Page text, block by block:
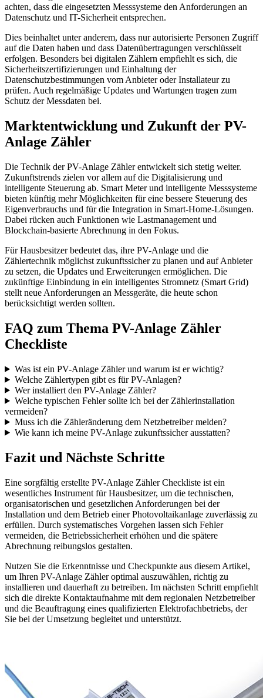
achten, dass die eingesetzten Messsysteme den Anforderungen an
Datenschutz und IT-Sicherheit entsprechen.
Dies beinhaltet unter anderem, dass nur autorisierte Personen Zugriff
auf die Daten haben und dass Datenübertragungen verschlüsselt
erfolgen. Besonders bei digitalen Zählern empfiehlt es sich, die
Sicherheitszertifizierungen und Einhaltung der
Datenschutzbestimmungen vom Anbieter oder Installateur zu
prüfen. Auch regelmäßige Updates und Wartungen tragen zum
Schutz der Messdaten bei.
Marktentwicklung und Zukunft der PV-
Anlage Zähler
Die Technik der PV-Anlage Zähler entwickelt sich stetig weiter.
Zukunftstrends zielen vor allem auf die Digitalisierung und
intelligente Steuerung ab. Smart Meter und intelligente Messsysteme
bieten künftig mehr Möglichkeiten für eine bessere Steuerung des
Eigenverbrauchs und für die Integration in Smart-Home-Lösungen.
Dabei rücken auch Funktionen wie Lastmanagement und
Blockchain-basierte Abrechnung in den Fokus.
Für Hausbesitzer bedeutet das, ihre PV-Anlage und die
Zählertechnik möglichst zukunftssicher zu planen und auf Anbieter
zu setzen, die Updates und Erweiterungen ermöglichen. Die
zukünftige Einbindung in ein intelligentes Stromnetz (Smart Grid)
stellt neue Anforderungen an Messgeräte, die heute schon
berücksichtigt werden sollten.
FAQ zum Thema PV-Anlage Zähler
Checkliste
Was ist ein PV-Anlage Zähler und warum ist er wichtig?
Welche Zählertypen gibt es für PV-Anlagen?
Wer installiert den PV-Anlage Zähler?
Welche typischen Fehler sollte ich bei der Zählerinstallation
vermeiden?
Muss ich die Zähleränderung dem Netzbetreiber melden?
Wie kann ich meine PV-Anlage zukunftssicher ausstatten?
Fazit und Nächste Schritte
Eine sorgfältig erstellte PV-Anlage Zähler Checkliste ist ein
wesentliches Instrument für Hausbesitzer, um die technischen,
organisatorischen und gesetzlichen Anforderungen bei der
Installation und dem Betrieb einer Photovoltaikanlage zuverlässig zu
erfüllen. Durch systematisches Vorgehen lassen sich Fehler
vermeiden, die Betriebssicherheit erhöhen und die spätere
Abrechnung reibungslos gestalten.
Nutzen Sie die Erkenntnisse und Checkpunkte aus diesem Artikel,
um Ihren PV-Anlage Zähler optimal auszuwählen, richtig zu
installieren und dauerhaft zu betreiben. Im nächsten Schritt empfiehlt
sich die direkte Kontaktaufnahme mit dem regionalen Netzbetreiber
und die Beauftragung eines qualifizierten Elektrofachbetriebs, der
Sie bei der Umsetzung begleitet und unterstützt.